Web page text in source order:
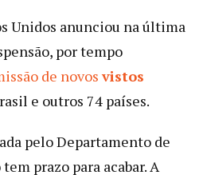
Unidos anunciou na última
por tempo
de novosvistos
e outros 74 países.
pelo Departamento de
prazo para acabar. A